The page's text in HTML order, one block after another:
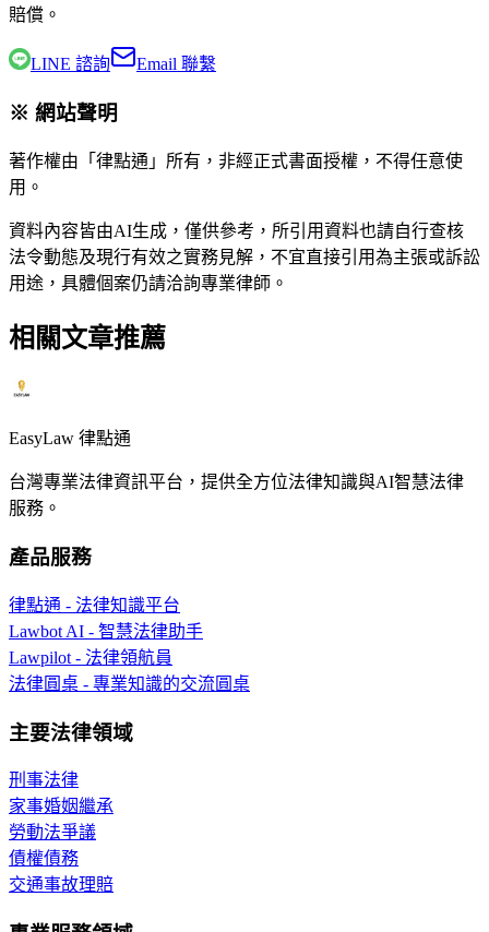
賠償。
LINE 諮詢 Email 聯繫
※ 網站聲明
著作權由「律點通」所有，非經正式書面授權，不得任意使
用。
資料內容皆由AI生成，僅供參考，所引用資料也請自行查核
法令動態及現行有效之實務見解，不宜直接引用為主張或訴訟
用途，具體個案仍請洽詢專業律師。
相關文章推薦
EasyLaw 律點通
台灣專業法律資訊平台，提供全方位法律知識與AI智慧法律
服務。
產品服務
律點通 - 法律知識平台
Lawbot AI - 智慧法律助手
Lawpilot - 法律領航員
法律圓桌 - 專業知識的交流圓桌
主要法律領域
刑事法律
家事婚姻繼承
勞動法爭議
債權債務
交通事故理賠